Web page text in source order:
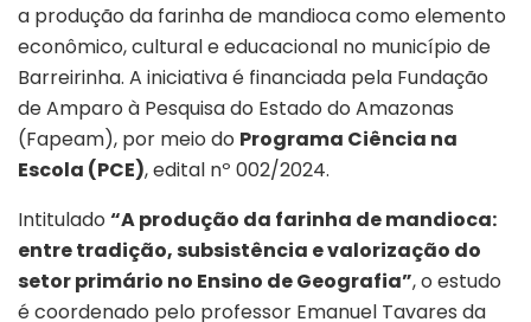
a produção da farinha de mandioca como elemento
econômico, cultural e educacional no município de
Barreirinha. A iniciativa é financiada pela Fundação
de Amparo à Pesquisa do Estado do Amazonas
(Fapeam), por meio do Programa Ciência na
Escola (PCE), edital nº 002/2024.
Intitulado “A produção da farinha de mandioca:
entre tradição, subsistência e valorização do
setor primário no Ensino de Geografia”, o estudo
é coordenado pelo professor Emanuel Tavares da